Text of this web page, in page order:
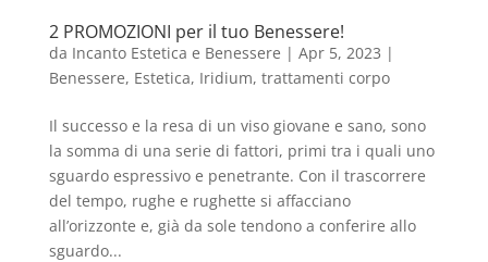
2 PROMOZIONI per il tuo Benessere!
da Incanto Estetica e Benessere | Apr 5, 2023 |
Benessere, Estetica, Iridium, trattamenti corpo
Il successo e la resa di un viso giovane e sano, sono
la somma di una serie di fattori, primi tra i quali uno
sguardo espressivo e penetrante. Con il trascorrere
del tempo, rughe e rughette si affacciano
all’orizzonte e, già da sole tendono a conferire allo
sguardo...